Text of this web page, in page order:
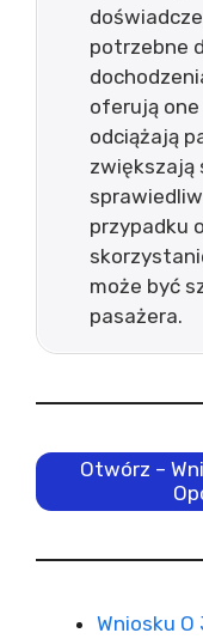
potrzebne
oferują
odciążają
zwiększają
przypadku
może być
pasażera.
Otwórz –
Wniosku